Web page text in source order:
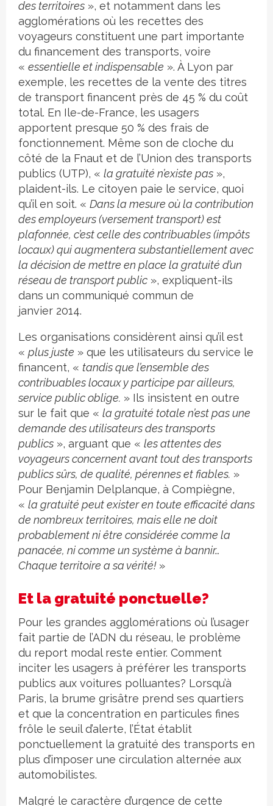
des territoires », et notamment dans les
agglomérations où les recettes des
voyageurs constituent une part importante
du financement des transports, voire
« essentielle et indispensable ». À Lyon par
exemple, les recettes de la vente des titres
de transport financent près de 45 % du coût
total. En Ile-de-France, les usagers
apportent presque 50 % des frais de
fonctionnement. Même son de cloche du
côté de la Fnaut et de l’Union des transports
publics (UTP), « la gratuité n’existe pas »,
plaident-ils. Le citoyen paie le service, quoi
qu’il en soit. « Dans la mesure où la contribution
des employeurs (versement transport) est
plafonnée, c’est celle des contribuables (impôts
locaux) qui augmentera substantiellement avec
la décision de mettre en place la gratuité d’un
réseau de transport public », expliquent-ils
dans un communiqué commun de
janvier 2014.
Les organisations considèrent ainsi qu’il est
« plus juste » que les utilisateurs du service le
financent, « tandis que l’ensemble des
contribuables locaux y participe par ailleurs,
service public oblige. » Ils insistent en outre
sur le fait que « la gratuité totale n’est pas une
demande des utilisateurs des transports
publics », arguant que « les attentes des
voyageurs concernent avant tout des transports
publics sûrs, de qualité, pérennes et fiables. »
Pour Benjamin Delplanque, à Compiègne,
« la gratuité peut exister en toute efficacité dans
de nombreux territoires, mais elle ne doit
probablement ni être considérée comme la
panacée, ni comme un système à bannir…
Chaque territoire a sa vérité!»
Et la gratuité ponctuelle?
Pour les grandes agglomérations où l’usager
fait partie de l’ADN du réseau, le problème
du report modal reste entier. Comment
inciter les usagers à préférer les transports
publics aux voitures polluantes? Lorsqu’à
Paris, la brume grisâtre prend ses quartiers
et que la concentration en particules fines
frôle le seuil d’alerte, l’État établit
ponctuellement la gratuité des transports en
plus d’imposer une circulation alternée aux
automobilistes.
Malgré le caractère d’urgence de cette